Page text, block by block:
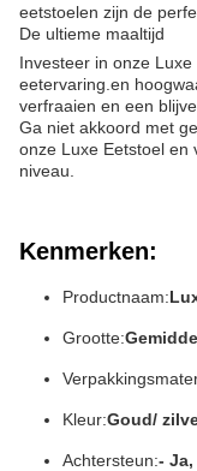
eetstoelen zijn de
De ultieme maaltijd
Investeer in onze
eetervaring.en
verfraaien en een
Ga niet akkoord met
onze Luxe Eetstoel en
niveau.
Kenmerken:
Productnaam:
Grootte:
Kleur:Goud/
Achtersteun:-